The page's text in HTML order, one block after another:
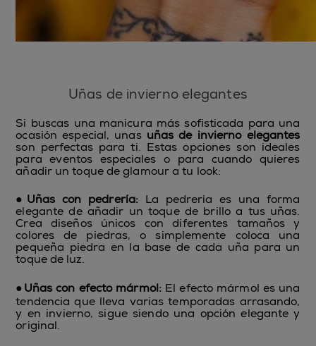
Uñas de invierno elegantes
Si buscas una manicura más sofisticada para una
ocasión especial, unas uñas de invierno elegantes
son perfectas para ti. Estas opciones son ideales
para eventos especiales o para cuando quieres
añadir un toque de glamour a tu look:
● Uñas con pedrería: La pedrería es una forma
elegante de añadir un toque de brillo a tus uñas.
Crea diseños únicos con diferentes tamaños y
colores de piedras, o simplemente coloca una
pequeña piedra en la base de cada uña para un
toque de luz.
●Uñas con efecto mármol:El efecto mármol es una
tendencia que lleva varias temporadas arrasando,
y en invierno, sigue siendo una opción elegante y
original.